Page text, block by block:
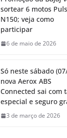
sortear 6 motos
N150; veja como
participar
6 de maio de 2026
Só neste sábado
nova Aerox ABS
Connected sai com
especial e seguro
3 de março de 2026